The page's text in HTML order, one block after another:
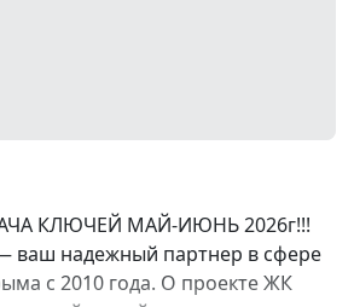
КЛЮЧЕЙ МАЙ-ИЮНЬ 2026г!!!
ваш надежный партнер в сфере
с 2010 года. О проекте ЖК